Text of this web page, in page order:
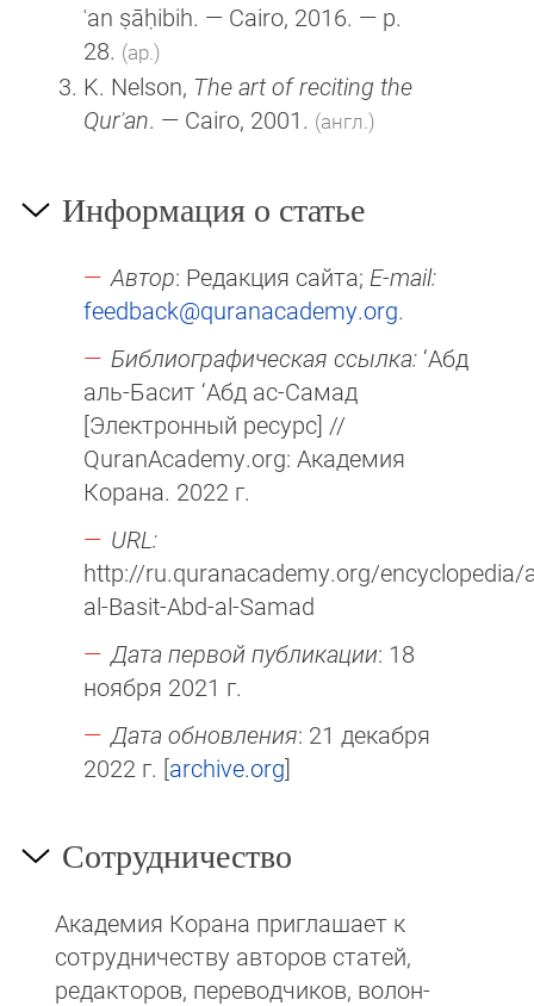
ʿan ṣāḥibih. — Cairo, 2016. — p.
28. (ар.)
K. Nelson, The art of reciting the
Qurʾan. — Cairo, 2001. (англ.)
Информация о статье
Автор: Редакция сайта; E-mail:
feedback@quranacademy.org.
Библиографическая ссылка: ‘Абд
аль-Басит ‘Абд ас-Самад
[Электронный ресурс] //
QuranAcademy.org: Академия
Корана. 2022 г.
URL:
http://ru.quranacademy.org/encyclopedia/
al-Basit-Abd-al-Samad
Дата первой публикации: 18
ноября 2021 г.
Дата обновления: 21 декабря
2022 г. [archive.org]
Сотрудничество
Академия Корана при­гла­ша­ет к
сотруд­ни­чест­ву авторов статей,
редакто­ров, пере­вод­чи­ков, волон­